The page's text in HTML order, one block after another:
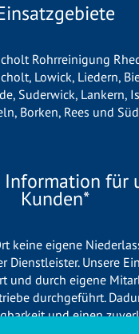
Rohrreinigung
, Lowick, Liedern,
, Suderwick, Lankern,
, Borken, Rees und
Information für
Kunden*
keine eigene
Dienstleister. Unsere
und durch eigene
durchgeführt.
und einen